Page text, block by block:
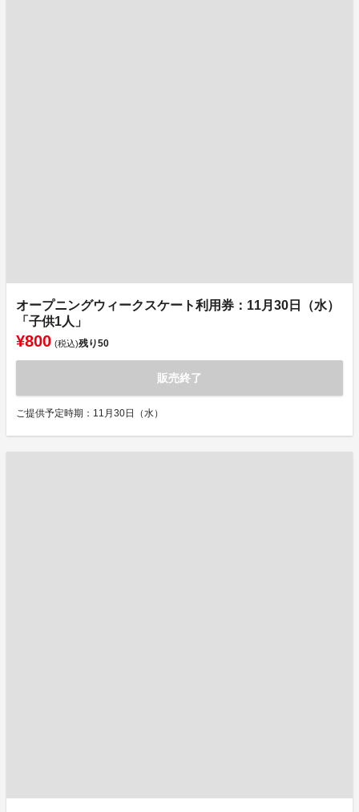
オープニングウィークスケート利用券：11月30日（水）
「子供1人」
¥800 (税込)残り50
販売終了
ご提供予定時期：11月30日（水）